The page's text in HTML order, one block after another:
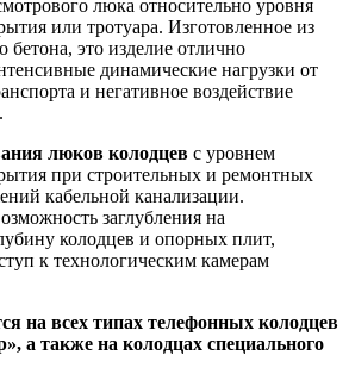
люка относительно уровня
или тротуара. Изготовленное из
бетона, это изделие отлично
динамические нагрузки от
и негативное воздействие
люков колодцев с уровнем
при строительных и ремонтных
кабельной канализации.
заглубления на
колодцев и опорных плит,
к технологическим камерам
на всех типах телефонных колодцев
а также на колодцах специального